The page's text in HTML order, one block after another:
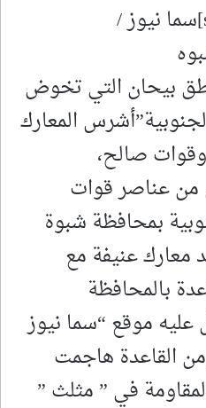
[su_heading size=”14″]سما نيوز /
بيحان التي تخوض
المعارك
صالح،
من عناصر قوات
بمحافظة شبوة
معارك عنيفة مع
بالمحافظة
موقع “سما نيوز
القاعدة هاجمت
في ” مثلث ”